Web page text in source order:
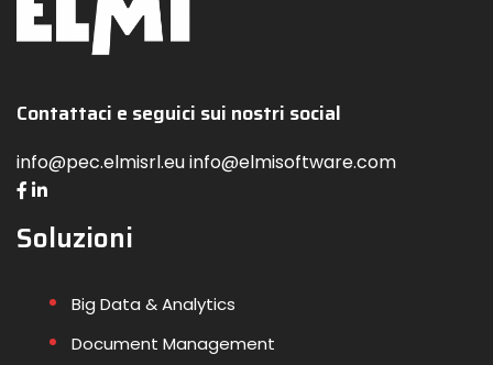
Contattaci e seguici sui nostri social
info@pec.elmisrl.eu info@elmisoftware.com
Soluzioni
Big Data & Analytics
Document Management